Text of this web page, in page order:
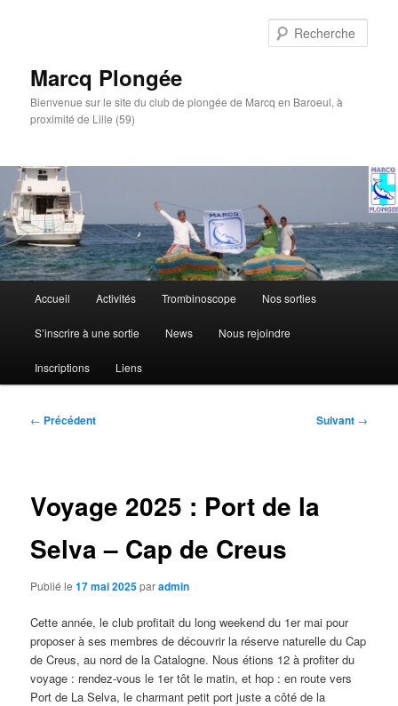
Marcq Plongée
Bienvenue sur le site du club de plongée de Marcq en Baroeul, à
proximité de Lille (59)
principal
Accueil Activités Trombinoscope Nos sorties
S’inscrire à une sortie News Nous rejoindre
Inscriptions Liens
Navigation
← Précédent Suivant →
Voyage 2025 : Port de la
Selva – Cap de Creus
Publié le17 mai 2025paradmin
Cette année, le club profitait du long weekend du 1er mai pour
proposer à ses membres de découvrir la réserve naturelle du Cap
de Creus, au nord de la Catalogne. Nous étions 12 à profiter du
voyage : rendez-vous le 1er tôt le matin, et hop : en route vers
Port de La Selva, le charmant petit port juste a côté de la